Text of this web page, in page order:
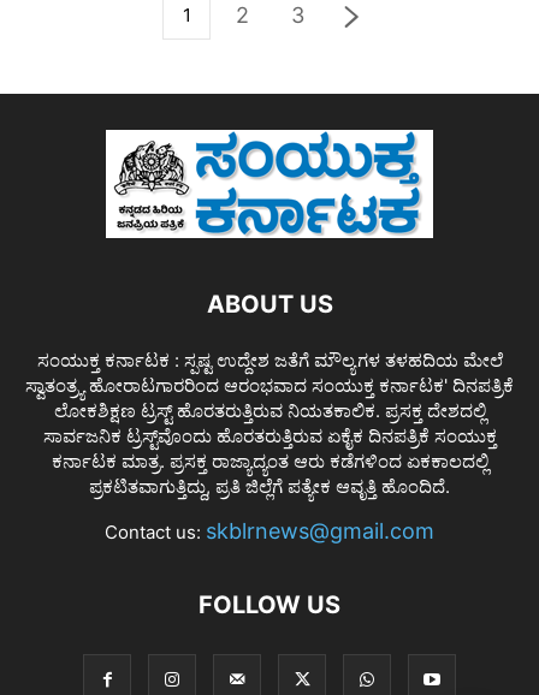
1 2 3
ABOUT US
ಸಂಯುಕ್ತ ಕರ್ನಾಟಕ : ಸ್ಪಷ್ಟ ಉದ್ದೇಶ ಜತೆಗೆ ಮೌಲ್ಯಗಳ ತಳಹದಿಯ ಮೇಲೆ
ಸ್ವಾತಂತ್ರ್ಯ ಹೋರಾಟಗಾರರಿಂದ ಆರಂಭವಾದ ಸಂಯುಕ್ತ ಕರ್ನಾಟಕ' ದಿನಪತ್ರಿಕೆ
ಲೋಕಶಿಕ್ಷಣ ಟ್ರಸ್ಟ್ ಹೊರತರುತ್ತಿರುವ ನಿಯತಕಾಲಿಕ. ಪ್ರಸಕ್ತ ದೇಶದಲ್ಲಿ
ಸಾರ್ವಜನಿಕ ಟ್ರಸ್ಟ್‌ವೊಂದು ಹೊರತರುತ್ತಿರುವ ಏಕೈಕ ದಿನಪತ್ರಿಕೆ ಸಂಯುಕ್ತ
ಕರ್ನಾಟಕ ಮಾತ್ರ. ಪ್ರಸಕ್ತ ರಾಜ್ಯಾದ್ಯಂತ ಆರು ಕಡೆಗಳಿಂದ ಏಕಕಾಲದಲ್ಲಿ
ಪ್ರಕಟಿತವಾಗುತ್ತಿದ್ದು, ಪ್ರತಿ ಜಿಲ್ಲೆಗೆ ಪತ್ಯೇಕ ಆವೃತ್ತಿ ಹೊಂದಿದೆ.
Contact us: skblrnews@gmail.com
FOLLOW US